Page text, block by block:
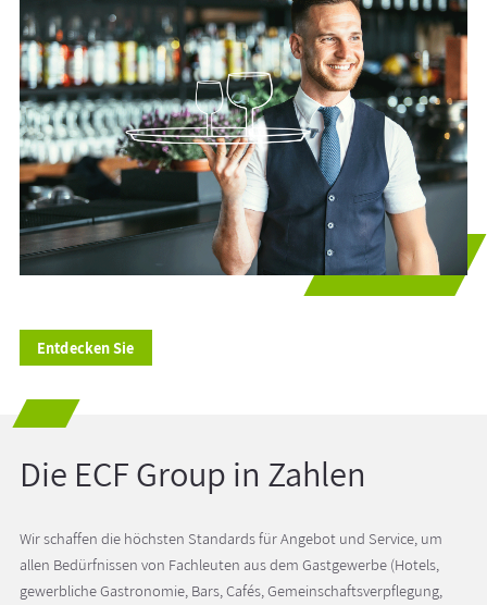
Entdecken Sie
Die ECF Group in Zahlen
Wir schaffen die höchsten Standards für Angebot und Service, um
allen Bedürfnissen von Fachleuten aus dem Gastgewerbe (Hotels,
gewerbliche Gastronomie, Bars, Cafés, Gemeinschaftsverpflegung,